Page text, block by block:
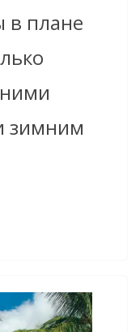
в плане
зимним